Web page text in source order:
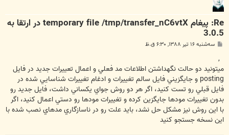
Re: پیغام temporary file /tmp/transfer_nC6vtX در ارتقا به
3.0.5
پ سه‌شنبه ۱۶ تیر ۱۳۸۸, ۶:۳۰ ق.ظ
ميتونيد دو حالت نگهداشتن اطلاعات مد فعلي و اعمال تعييرات جديد در فايل
posting و جايگزيني فايل سالم تغييرات و ادغام تغييرات شناسايي شده در
فايل قبلي رو تست کنيد، اگر هر دو روش جواي يکساني داشت، فايل جديد رو
بدون تغييرات مودها جايگزين کرده و تغييرات مودها رو دستي اعمال کنيد، اگر
با اين روش نيز مشکل حل نشد، بايد علت رو در ناسازگاري مدهاي نصب شده با
اين نسخه جستجو کنيد